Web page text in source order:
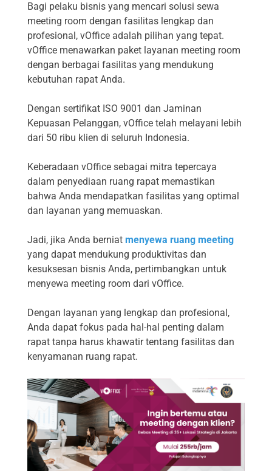
Bagi pelaku bisnis yang mencari solusi sewa
meeting room dengan fasilitas lengkap dan
profesional, vOffice adalah pilihan yang tepat.
vOffice menawarkan paket layanan meeting room
dengan berbagai fasilitas yang mendukung
kebutuhan rapat Anda.
Dengan sertifikat ISO 9001 dan Jaminan
Kepuasan Pelanggan, vOffice telah melayani lebih
dari 50 ribu klien di seluruh Indonesia.
Keberadaan vOffice sebagai mitra tepercaya
dalam penyediaan ruang rapat memastikan
bahwa Anda mendapatkan fasilitas yang optimal
dan layanan yang memuaskan.
Jadi, jika Anda berniat menyewa ruang meeting
yang dapat mendukung produktivitas dan
kesuksesan bisnis Anda, pertimbangkan untuk
menyewa meeting room dari vOffice.
Dengan layanan yang lengkap dan profesional,
Anda dapat fokus pada hal-hal penting dalam
rapat tanpa harus khawatir tentang fasilitas dan
kenyamanan ruang rapat.